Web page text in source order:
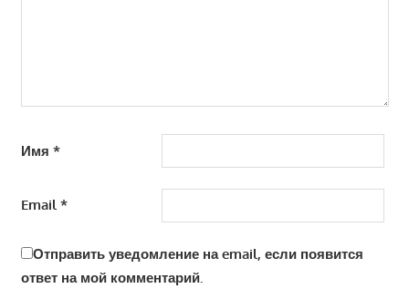
Имя *
Email*
Отправить уведомление на email, если появится
ответ на мой комментарий.